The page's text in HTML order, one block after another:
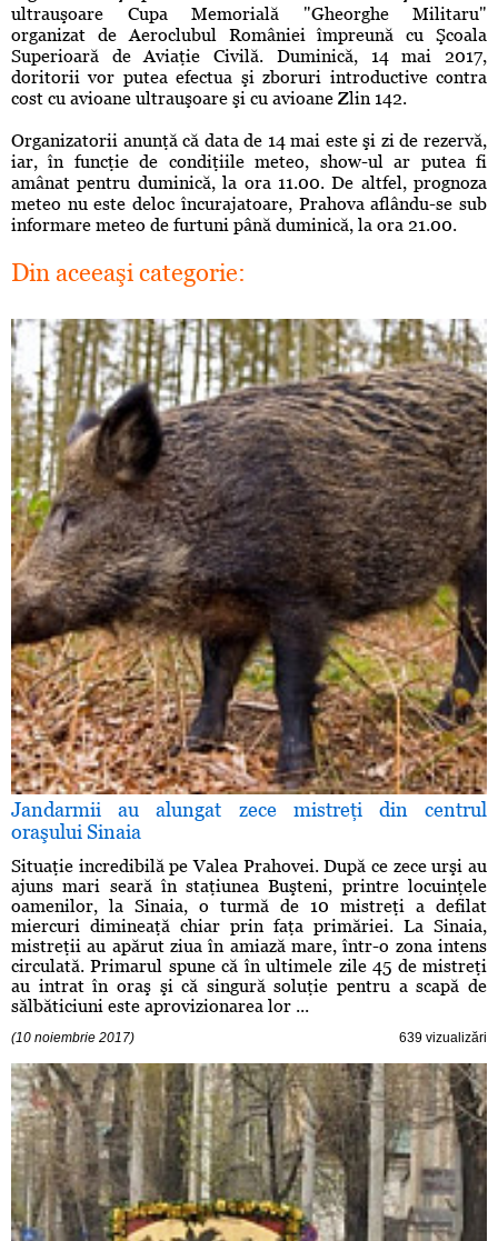
ultrauşoare Cupa Memorială "Gheorghe Militaru"
organizat de Aeroclubul României împreună cu Şcoala
Superioară de Aviaţie Civilă. Duminică, 14 mai 2017,
doritorii vor putea efectua şi zboruri introductive contra
cost cu avioane ultrauşoare şi cu avioane Zlin 142.
Organizatorii anunţă că data de 14 mai este şi zi de rezervă,
iar, în funcţie de condiţiile meteo, show-ul ar putea fi
amânat pentru duminică, la ora 11.00. De altfel, prognoza
meteo nu este deloc încurajatoare, Prahova aflându-se sub
informare meteo de furtuni până duminică, la ora 21.00.
Din aceeaşi categorie:
Jandarmii au alungat zece mistreţi din centrul
oraşului Sinaia
Situaţie incredibilă pe Valea Prahovei. După ce zece urşi au
ajuns mari seară în staţiunea Buşteni, printre locuinţele
oamenilor, la Sinaia, o turmă de 10 mistreţi a defilat
miercuri dimineaţă chiar prin faţa primăriei. La Sinaia,
mistreţii au apărut ziua în amiază mare, într-o zona intens
circulată. Primarul spune că în ultimele zile 45 de mistreţi
au intrat în oraş şi că singură soluţie pentru a scapă de
sălbăticiuni este aprovizionarea lor ...
(10 noiembrie 2017) 639 vizualizări